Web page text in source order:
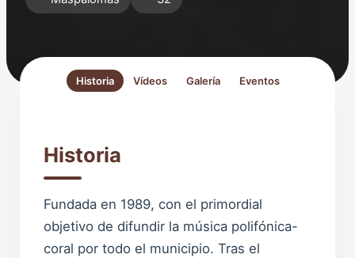
Historia Vídeos Galería Eventos
Historia
Fundada en 1989, con el primordial
objetivo de difundir la música polifónica-
coral por todo el municipio. Tras el